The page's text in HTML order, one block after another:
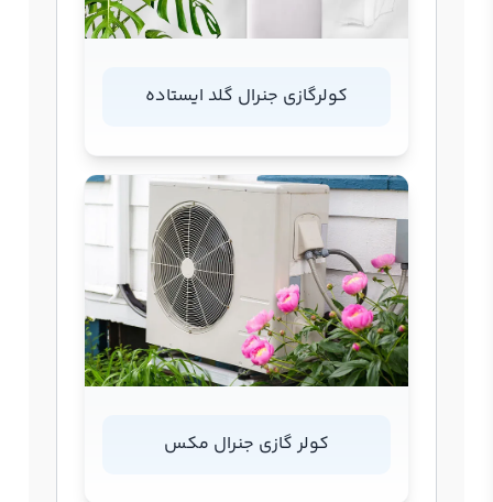
کولرگازی جنرال گلد ایستاده
کولر گازی جنرال مکس